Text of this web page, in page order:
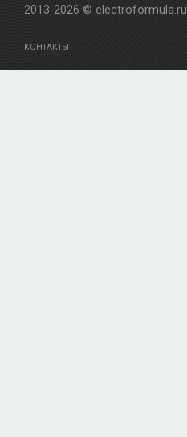
2013-2026 © electroformula.ru
КОНТАКТЫ